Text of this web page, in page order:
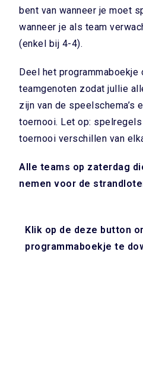
bent van wanneer je moet
wanneer je als team
(enkel bij 4-4).
Deel het programmaboekje
teamgenoten zodat jullie
zijn van de speelschema’s
toernooi. Let op:
toernooi verschillen van
Alle teams op zaterdag
nemen voor de
Klik op de deze button
programmaboekje te